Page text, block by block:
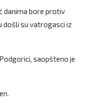
danima bore protiv
došli su vatrogasci iz
saopšteno je